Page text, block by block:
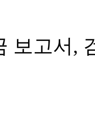
보고서,